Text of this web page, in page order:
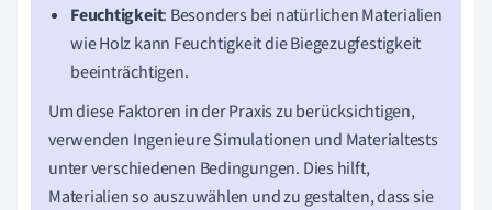
Feuchtigkeit: Besonders bei natürlichen Materialien
wie Holz kann Feuchtigkeit die Biegezugfestigkeit
beeinträchtigen.
Um diese Faktoren in der Praxis zu berücksichtigen,
verwenden Ingenieure Simulationen und Materialtests
unter verschiedenen Bedingungen. Dies hilft,
Materialien so auszuwählen und zu gestalten, dass sie